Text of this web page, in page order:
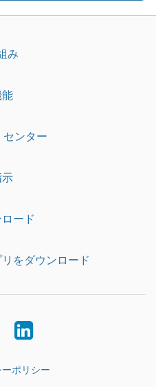
み
ンター
ード
をダウンロード
LinkedIn
ポリシー